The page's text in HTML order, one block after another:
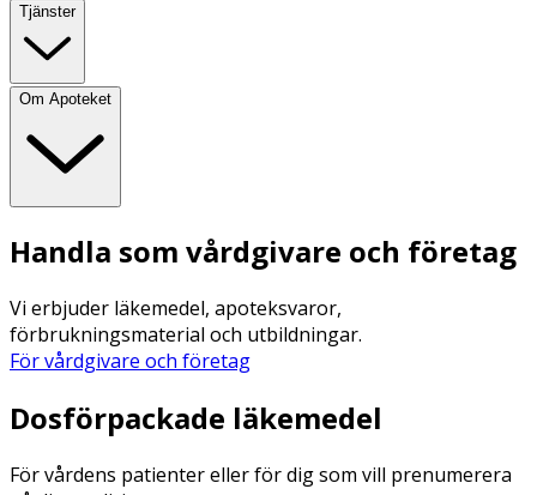
Tjänster
Om Apoteket
Handla som vårdgivare och företag
Vi erbjuder läkemedel, apoteksvaror,
förbrukningsmaterial och utbildningar.
För vårdgivare och företag
Dosförpackade läkemedel
För vårdens patienter eller för dig som vill prenumerera